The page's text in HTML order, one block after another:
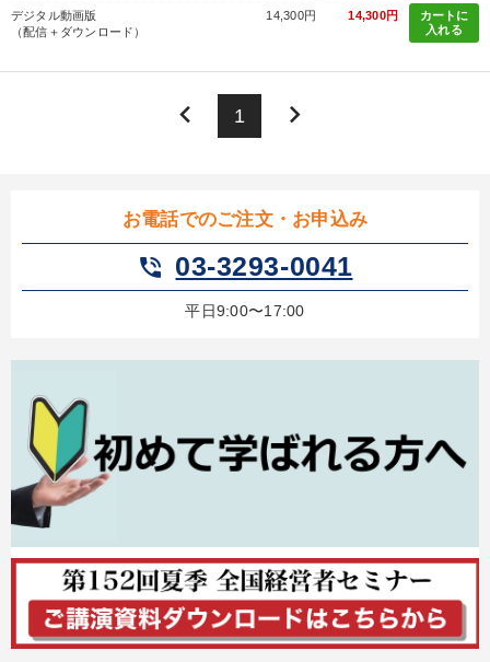
お電話でのご注文・お申込み
phone_in_talk 03-3293-0041
平日9:00〜17:00
デジタル動画版
（配信＋ダウンロード）
14,300円 14,300円
カートに
入れる
keyboard_arrow_left 1 keyboard_arrow_right